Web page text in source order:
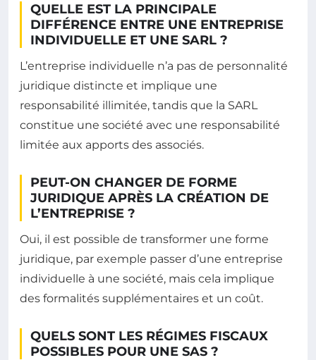
QUELLE EST LA PRINCIPALE
DIFFÉRENCE ENTRE UNE ENTREPRISE
INDIVIDUELLE ET UNE SARL ?
L’entreprise individuelle n’a pas de personnalité
juridique distincte et implique une
responsabilité illimitée, tandis que la SARL
constitue une société avec une responsabilité
limitée aux apports des associés.
PEUT-ON CHANGER DE FORME
JURIDIQUE APRÈS LA CRÉATION DE
L’ENTREPRISE ?
Oui, il est possible de transformer une forme
juridique, par exemple passer d’une entreprise
individuelle à une société, mais cela implique
des formalités supplémentaires et un coût.
QUELS SONT LES RÉGIMES FISCAUX
POSSIBLES POUR UNE SAS ?